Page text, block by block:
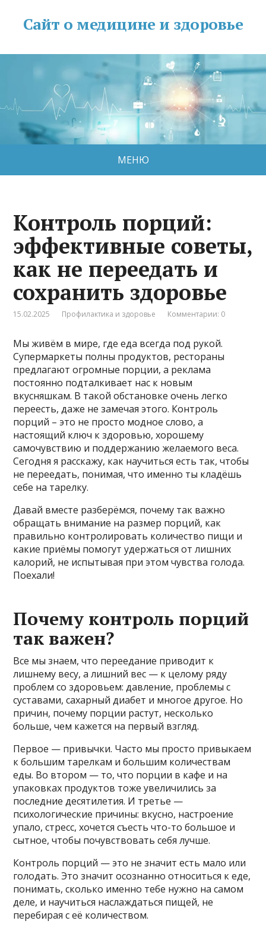
Сайт о медицине и здоровье
МЕНЮ
Контроль порций:
эффективные советы,
как не переедать и
сохранить здоровье
15.02.2025 Профилактика и здоровье Комментарии: 0
Мы живём в мире, где еда всегда под рукой.
Супермаркеты полны продуктов, рестораны
предлагают огромные порции, а реклама
постоянно подталкивает нас к новым
вкусняшкам. В такой обстановке очень легко
переесть, даже не замечая этого. Контроль
порций – это не просто модное слово, а
настоящий ключ к здоровью, хорошему
самочувствию и поддержанию желаемого веса.
Сегодня я расскажу, как научиться есть так, чтобы
не переедать, понимая, что именно ты кладёшь
себе на тарелку.
Давай вместе разберёмся, почему так важно
обращать внимание на размер порций, как
правильно контролировать количество пищи и
какие приёмы помогут удержаться от лишних
калорий, не испытывая при этом чувства голода.
Поехали!
Почему контроль порций
так важен?
Все мы знаем, что переедание приводит к
лишнему весу, а лишний вес — к целому ряду
проблем со здоровьем: давление, проблемы с
суставами, сахарный диабет и многое другое. Но
причин, почему порции растут, несколько
больше, чем кажется на первый взгляд.
Первое — привычки. Часто мы просто привыкаем
к большим тарелкам и большим количествам
еды. Во втором — то, что порции в кафе и на
упаковках продуктов тоже увеличились за
последние десятилетия. И третье —
психологические причины: вкусно, настроение
упало, стресс, хочется съесть что-то большое и
сытное, чтобы почувствовать себя лучше.
Контроль порций — это не значит есть мало или
голодать. Это значит осознанно относиться к еде,
понимать, сколько именно тебе нужно на самом
деле, и научиться наслаждаться пищей, не
перебирая с её количеством.